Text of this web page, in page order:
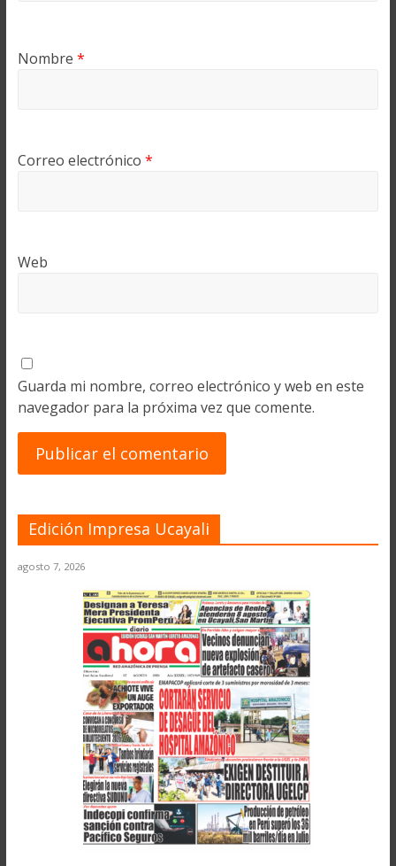
Nombre *
Correo electrónico *
Web
Guarda mi nombre, correo electrónico y web en este
navegador para la próxima vez que comente.
Edición Impresa Ucayali
agosto 7, 2026